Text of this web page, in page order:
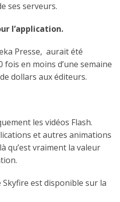
ses serveurs.
l’application.
Presse, aurait été
fois en moins d’une semaine
dollars aux éditeurs.
les vidéos Flash.
et autres animations
qu’est vraiment la valeur
est disponible sur la